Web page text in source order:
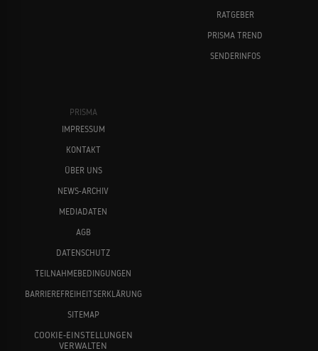
RATGEBER
PRISMA TREND
SENDERINFOS
PRISMA
IMPRESSUM
KONTAKT
ÜBER UNS
NEWS-ARCHIV
MEDIADATEN
AGB
DATENSCHUTZ
TEILNAHMEBEDINGUNGEN
BARRIEREFREIHEITSERKLÄRUNG
SITEMAP
COOKIE-EINSTELLUNGEN
VERWALTEN